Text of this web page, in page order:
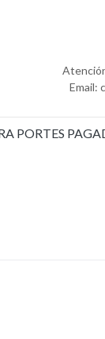
Email:
PORTES